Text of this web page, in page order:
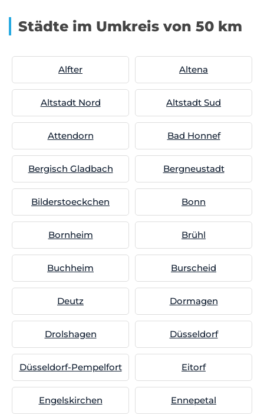
Städte im Umkreis von 50 km
Alfter Altena
Altstadt Nord Altstadt Sud
Attendorn Bad Honnef
Bergisch Gladbach Bergneustadt
Bilderstoeckchen Bonn
Bornheim Brühl
Buchheim Burscheid
Deutz Dormagen
Drolshagen Düsseldorf
Düsseldorf-Pempelfort Eitorf
Engelskirchen Ennepetal